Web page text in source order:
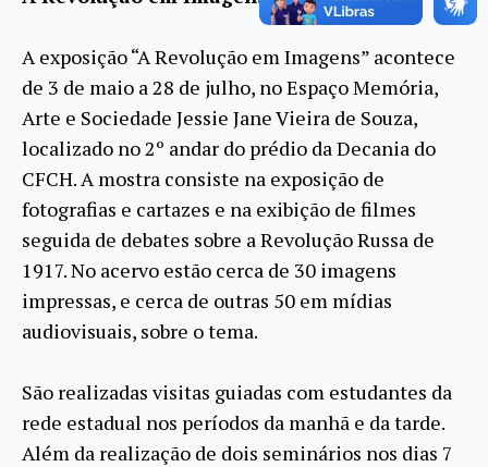
A exposição “A Revolução em Imagens” acontece
de 3 de maio a 28 de julho, no Espaço Memória,
Arte e Sociedade Jessie Jane Vieira de Souza,
localizado no 2º andar do prédio da Decania do
CFCH. A mostra consiste na exposição de
fotografias e cartazes e na exibição de filmes
seguida de debates sobre a Revolução Russa de
1917. No acervo estão cerca de 30 imagens
impressas, e cerca de outras 50 em mídias
audiovisuais, sobre o tema.
São realizadas visitas guiadas com estudantes da
rede estadual nos períodos da manhã e da tarde.
Além da realização de dois seminários nos dias 7